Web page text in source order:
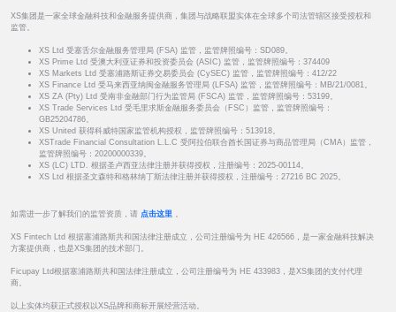
XS集团是一家全球金融科技和金融服务提供商，集团与战略联盟实体在全球多个司法管辖区接受授权和
监管。
XS Ltd 受塞舌尔金融服务管理局 (FSA) 监管，监管牌照编号：SD089。
XS Prime Ltd 受澳大利亚证券和投资委员会 (ASIC) 监管，监管牌照编号：374409
XS Markets Ltd 受塞浦路斯证券交易委员会 (CySEC) 监管，监管牌照编号：412/22
XS Finance Ltd 受马来西亚纳闽金融服务管理局 (LFSA) 监管，监管牌照编号：MB/21/0081。
XS ZA (Pty) Ltd 受南非金融部门行为监管局 (FSCA) 监管，监管牌照编号：53199。
XS Trade Services Ltd 受毛里求斯金融服务委员会（FSC）监管，监管牌照编号：
GB25204786。
XS United 获得科威特国家监管机构授权，监管牌照编号：513918。
XSTrade Financial Consultation L.L.C 受阿拉伯联合酋长国证券与商品管理局（CMA）监管，
监管牌照编号：20200000339。
XS (LC) LTD. 根据圣卢西亚法律注册并获得授权，注册编号：2025-00114。
XS Ltd 根据圣文森特和格林纳丁斯法律注册并获得授权，注册编号：27216 BC 2025。
如需进一步了解我们的监管资质，请 点击这里 。
XS Fintech Ltd 根据塞浦路斯共和国法律注册成立，公司注册编号为 HE 426566，是一家金融科技解决
方案提供商，也是XS集团的技术部门。
Ficupay Ltd根据塞浦路斯共和国法律注册成立，公司注册编号为 HE 433983，是XS集团的支付代理
商。
以上实体均获正式授权以XS品牌和商标开展经营活动。